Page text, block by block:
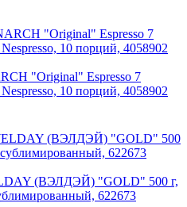
"Original" Espresso 7
10 порций, 4058902
(ВЭЛДЭЙ) "GOLD" 500 г,
622673